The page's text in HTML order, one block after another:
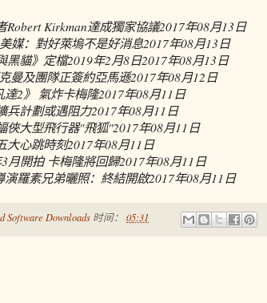
Robert Kirkman達成獨家協議2017年08月13日
媒：對好萊塢不是好消息2017年08月13日
黑貓》定檔2019年2月8日2017年08月13日
曼及團隊正簽約亞馬遜2017年08月12日
達2》 氣炸卡梅隆2017年08月11日
兵計劃或遇阻力2017年08月11日
俠大型飛行器"飛狐"2017年08月11日
大心跳時刻2017年08月11日
月開拍 卡梅隆將回歸2017年08月11日
演羅素兄弟曬照：終結開啟2017年08月11日
Software Downloads 时间： 05:31